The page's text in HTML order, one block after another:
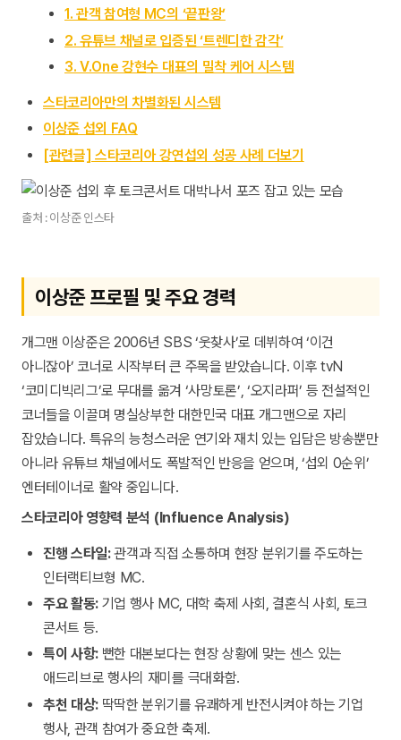
1. 관객 참여형 MC의 ‘끝판왕’
2. 유튜브 채널로 입증된 ‘트렌디한 감각’
3. V.One 강현수 대표의 밀착 케어 시스템
스타코리아만의 차별화된 시스템
이상준 섭외 FAQ
[관련글] 스타코리아 강연섭외 성공 사례 더보기
출처 : 이상준 인스타
이상준 프로필 및 주요 경력
개그맨 이상준은 2006년 SBS ‘웃찾사’로 데뷔하여 ‘이건
아니잖아’ 코너로 시작부터 큰 주목을 받았습니다. 이후 tvN
‘코미디빅리그’로 무대를 옮겨 ‘사망토론’, ‘오지라퍼’ 등 전설적인
코너들을 이끌며 명실상부한 대한민국 대표 개그맨으로 자리
잡았습니다. 특유의 능청스러운 연기와 재치 있는 입담은 방송뿐만
아니라 유튜브 채널에서도 폭발적인 반응을 얻으며, ‘섭외 0순위’
엔터테이너로 활약 중입니다.
스타코리아 영향력 분석 (Influence Analysis)
진행 스타일:관객과 직접 소통하며 현장 분위기를 주도하는
인터랙티브형 MC.
주요 활동: 기업 행사 MC, 대학 축제 사회, 결혼식 사회, 토크
콘서트 등.
특이 사항: 뻔한 대본보다는 현장 상황에 맞는 센스 있는
애드리브로 행사의 재미를 극대화함.
추천 대상: 딱딱한 분위기를 유쾌하게 반전시켜야 하는 기업
행사, 관객 참여가 중요한 축제.